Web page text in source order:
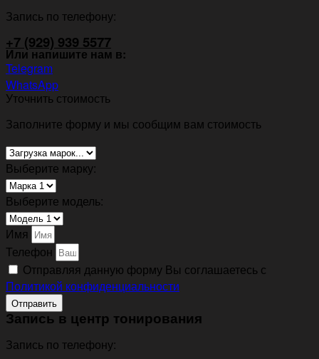
Запись по телефону:
+7 (929) 939 5577
Или напишите нам в:
Telegram
WhatsApp
Уточнить стоимость
Заполните форму и мы сообщим вам стоимость
Выберите марку:
Выберите модель:
Имя
Телефон
Отправляя данную форму Вы соглашаетесь с
Политикой конфиденциальности
Отправить
Запись в центр тонирования
Запись по телефону: